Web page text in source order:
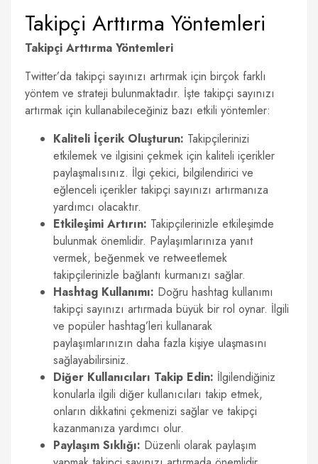
Takipçi Arttırma Yöntemleri
Takipçi Arttırma Yöntemleri
Twitter’da takipçi sayınızı artırmak için birçok farklı
yöntem ve strateji bulunmaktadır. İşte takipçi sayınızı
artırmak için kullanabileceğiniz bazı etkili yöntemler:
Kaliteli İçerik Oluşturun: Takipçilerinizi
etkilemek ve ilgisini çekmek için kaliteli içerikler
paylaşmalısınız. İlgi çekici, bilgilendirici ve
eğlenceli içerikler takipçi sayınızı artırmanıza
yardımcı olacaktır.
Etkileşimi Artırın: Takipçilerinizle etkileşimde
bulunmak önemlidir. Paylaşımlarınıza yanıt
vermek, beğenmek ve retweetlemek
takipçilerinizle bağlantı kurmanızı sağlar.
Hashtag Kullanımı: Doğru hashtag kullanımı
takipçi sayınızı artırmada büyük bir rol oynar. İlgili
ve popüler hashtag’leri kullanarak
paylaşımlarınızın daha fazla kişiye ulaşmasını
sağlayabilirsiniz.
Diğer Kullanıcıları Takip Edin: İlgilendiğiniz
konularla ilgili diğer kullanıcıları takip etmek,
onların dikkatini çekmenizi sağlar ve takipçi
kazanmanıza yardımcı olur.
Paylaşım Sıklığı: Düzenli olarak paylaşım